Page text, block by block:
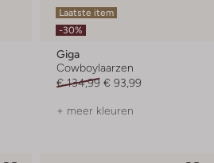
Laatste item
-30%
Giga
Cowboylaarzen
€ 134,99 € 93,99
+ meer kleuren